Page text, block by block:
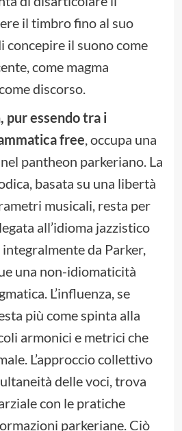
il timbro fino al suo
il suono come
come magma
discorso.
pur essendo tra i
free, occupa una
pantheon parkeriano. La
basata su una libertà
musicali, resta per
all’idioma jazzistico
da Parker,
una non-idiomaticità
L’influenza, se
più come spinta alla
armonici e metrici che
L’approccio collettivo
delle voci, trova
con le pratiche
parkeriane. Ciò